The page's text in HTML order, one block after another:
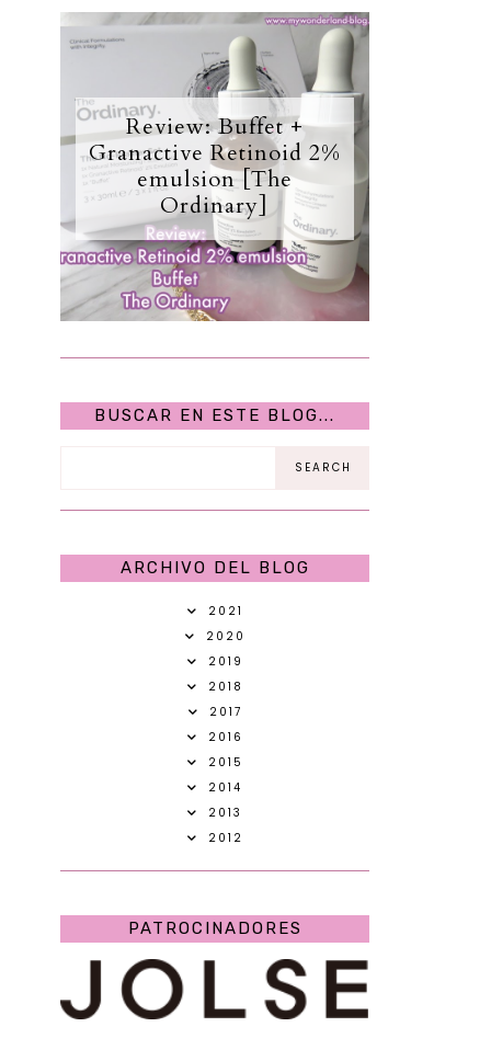
Review: Buffet +
Granactive Retinoid 2%
emulsion [The
Ordinary]
BUSCAR EN ESTE BLOG...
ARCHIVO DEL BLOG
2021
2020
2019
2018
2017
2016
2015
2014
2013
2012
PATROCINADORES